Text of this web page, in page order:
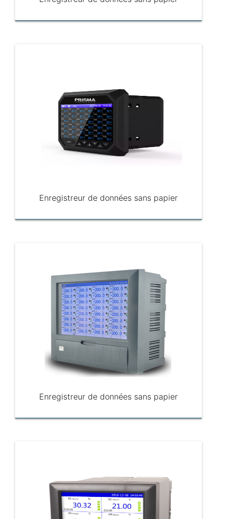
Enregistreur de données sans papier
Enregistreur de données sans papier